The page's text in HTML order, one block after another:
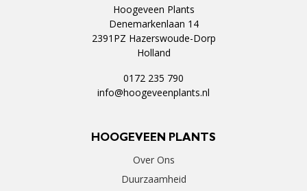
Hoogeveen Plants
Denemarkenlaan 14
2391PZ Hazerswoude-Dorp
Holland
0172 235 790
info@hoogeveenplants.nl
HOOGEVEEN PLANTS
Over Ons
Duurzaamheid